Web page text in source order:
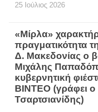
25 Ιούλιος 2026
«Μίρλα»
πραγματικότητα
Δ. Μακεδονίας ο
Μιχάλης
κυβερνητική
ΒΙΝΤΕΟ (γράφει ο
Τσαρτσιανίδης)